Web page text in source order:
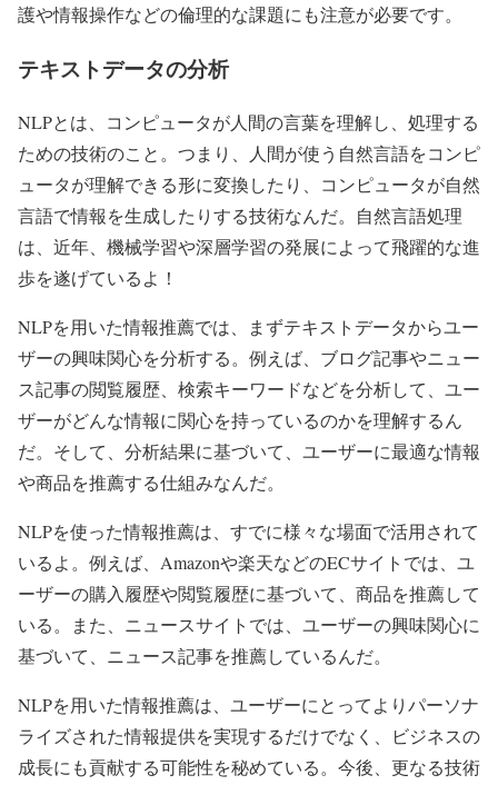
護や情報操作などの倫理的な課題にも注意が必要です。
テキストデータの分析
NLPとは、コンピュータが人間の言葉を理解し、処理する
ための技術のこと。つまり、人間が使う自然言語をコンピ
ュータが理解できる形に変換したり、コンピュータが自然
言語で情報を生成したりする技術なんだ。自然言語処理
は、近年、機械学習や深層学習の発展によって飛躍的な進
歩を遂げているよ！
NLPを用いた情報推薦では、まずテキストデータからユー
ザーの興味関心を分析する。例えば、ブログ記事やニュー
ス記事の閲覧履歴、検索キーワードなどを分析して、ユー
ザーがどんな情報に関心を持っているのかを理解するん
だ。そして、分析結果に基づいて、ユーザーに最適な情報
や商品を推薦する仕組みなんだ。
NLPを使った情報推薦は、すでに様々な場面で活用されて
いるよ。例えば、Amazonや楽天などのECサイトでは、ユ
ーザーの購入履歴や閲覧履歴に基づいて、商品を推薦して
いる。また、ニュースサイトでは、ユーザーの興味関心に
基づいて、ニュース記事を推薦しているんだ。
NLPを用いた情報推薦は、ユーザーにとってよりパーソナ
ライズされた情報提供を実現するだけでなく、ビジネスの
成長にも貢献する可能性を秘めている。今後、更なる技術